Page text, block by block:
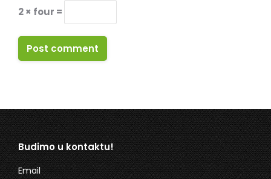
2 × four =
Post comment
Budimo u kontaktu!
Email